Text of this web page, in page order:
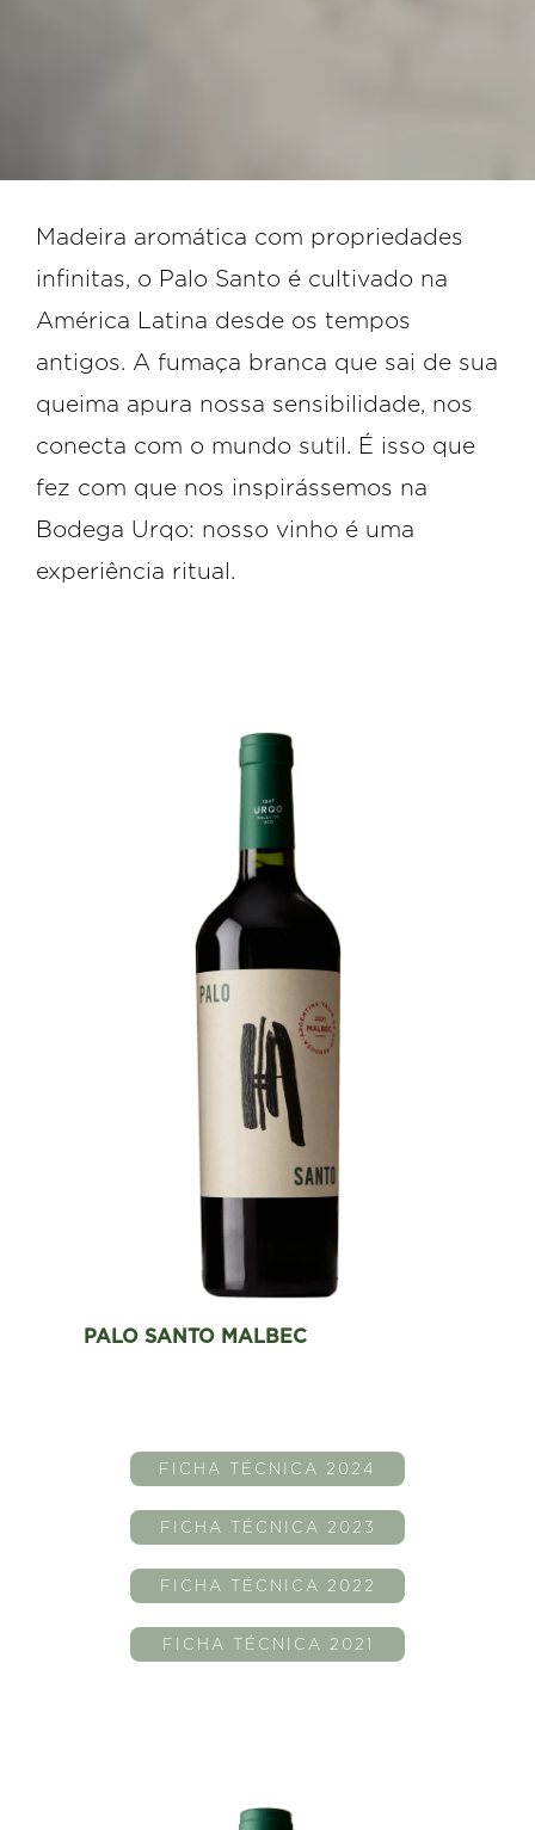
Madeira aromática com propriedades
infinitas, o Palo Santo é cultivado na
América Latina desde os tempos
antigos. A fumaça branca que sai de sua
queima apura nossa sensibilidade, nos
conecta com o mundo sutil. É isso que
fez com que nos inspirássemos na
Bodega Urqo: nosso vinho é uma
experiência ritual.
PALO SANTO MALBEC
FICHA TÉCNICA 2024
FICHA TÉCNICA 2023
FICHA TÉCNICA 2022
FICHA TÉCNICA 2021